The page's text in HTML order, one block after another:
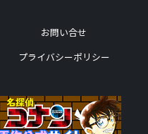
お問い合せ
プライバシーポリシー